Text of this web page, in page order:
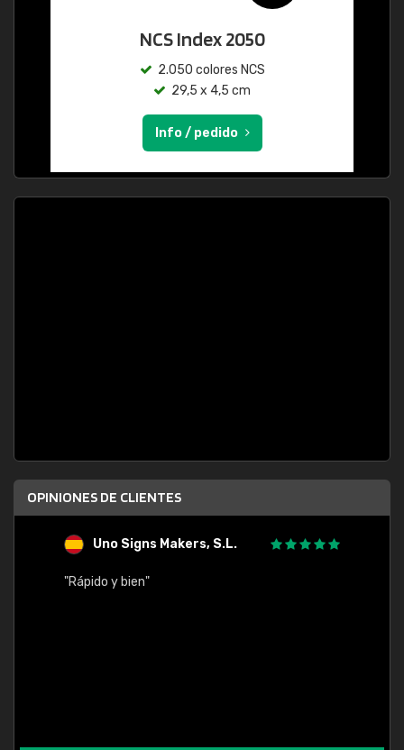
NCS Index 2050
2.050 colores NCS
29,5 x 4,5 cm
Info / pedido
OPINIONES DE CLIENTES
Uno Signs Makers, S.L.
"Rápido y bien"